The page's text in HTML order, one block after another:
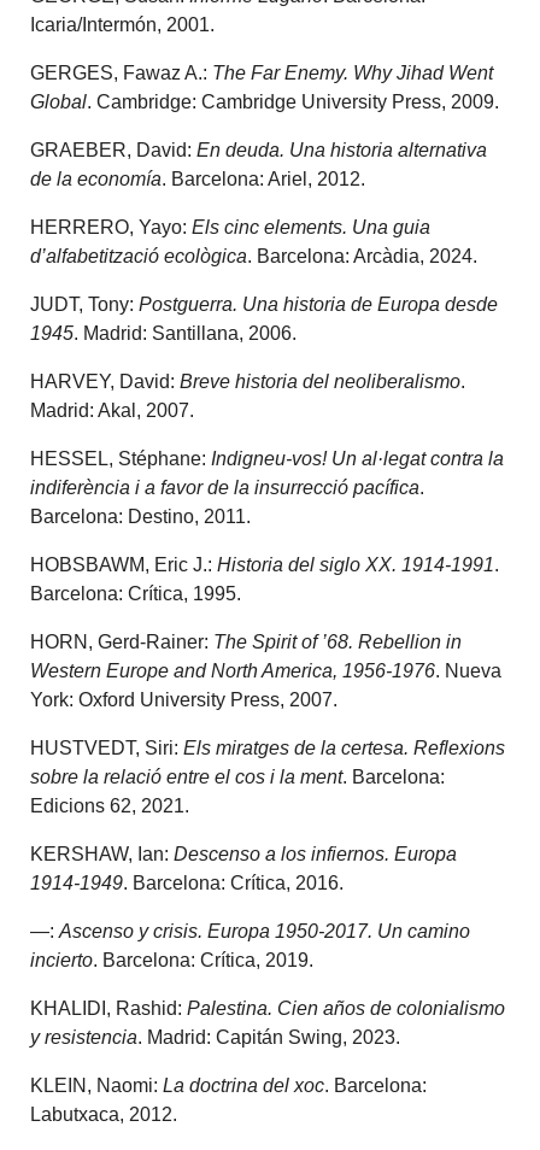
Icaria/Intermón, 2001.
GERGES, Fawaz A.: The Far Enemy. Why Jihad Went
Global. Cambridge: Cambridge University Press, 2009.
GRAEBER, David:En deuda. Una historia alternativa
de la economía. Barcelona: Ariel, 2012.
HERRERO, Yayo:Els cinc elements. Una guia
d’alfabetització ecològica. Barcelona: Arcàdia, 2024.
JUDT, Tony:Postguerra. Una historia de Europa desde
1945. Madrid: Santillana, 2006.
HARVEY, David:Breve historia del neoliberalismo.
Madrid: Akal, 2007.
HESSEL, Stéphane: Indigneu-vos! Un al·legat contra la
indiferència i a favor de la insurrecció pacífica.
Barcelona: Destino, 2011.
HOBSBAWM, Eric J.:Historia del siglo XX. 1914-1991.
Barcelona: Crítica, 1995.
HORN, Gerd-Rainer: The Spirit of ’68. Rebellion in
Western Europe and North America, 1956-1976. Nueva
York: Oxford University Press, 2007.
HUSTVEDT, Siri:Els miratges de la certesa. Reflexions
sobre la relació entre el cos i la ment. Barcelona:
Edicions 62, 2021.
KERSHAW, Ian:Descenso a los infiernos. Europa
1914-1949. Barcelona: Crítica, 2016.
—:Ascenso y crisis. Europa 1950-2017. Un camino
incierto. Barcelona: Crítica, 2019.
KHALIDI, Rashid:Palestina. Cien años de colonialismo
y resistencia. Madrid: Capitán Swing, 2023.
KLEIN, Naomi:La doctrina del xoc. Barcelona:
Labutxaca, 2012.